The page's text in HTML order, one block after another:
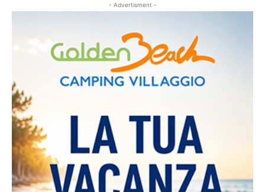
- Advertisment -